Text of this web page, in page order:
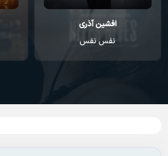
افشین آذری
نفس نفس